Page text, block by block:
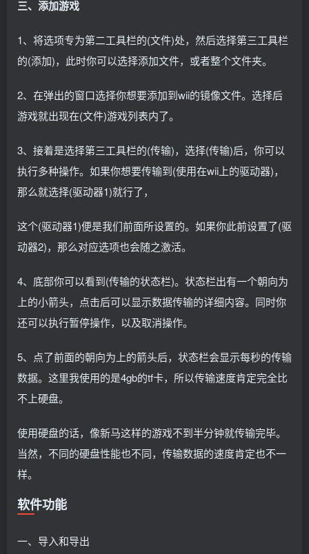
三、添加游戏
1、将选项专为第二工具栏的(文件)处，然后选择第三工具栏
的(添加)，此时你可以选择添加文件，或者整个文件夹。
2、在弹出的窗口选择你想要添加到wii的镜像文件。选择后
游戏就出现在(文件)游戏列表内了。
3、接着是选择第三工具栏的(传输)，选择(传输)后，你可以
执行多种操作。如果你想要传输到(使用在wii上的驱动器)，
那么就选择(驱动器1)就行了，
这个(驱动器1)便是我们前面所设置的。如果你此前设置了(驱
动器2)，那么对应选项也会随之激活。
4、底部你可以看到(传输的状态栏)。状态栏出有一个朝向为
上的小箭头，点击后可以显示数据传输的详细内容。同时你
还可以执行暂停操作，以及取消操作。
5、点了前面的朝向为上的箭头后，状态栏会显示每秒的传输
数据。这里我使用的是4gb的tf卡，所以传输速度肯定完全比
不上硬盘。
使用硬盘的话，像新马这样的游戏不到半分钟就传输完毕。
当然，不同的硬盘性能也不同，传输数据的速度肯定也不一
样。
软件功能
一、导入和导出